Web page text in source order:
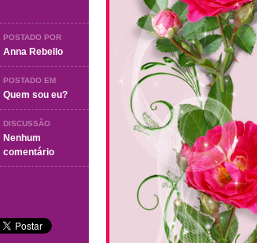
POSTADO POR
Anna Rebello
POSTADO EM
Quem sou eu?
DISCUSSÃO
Nenhum
comentárioem
Terça-